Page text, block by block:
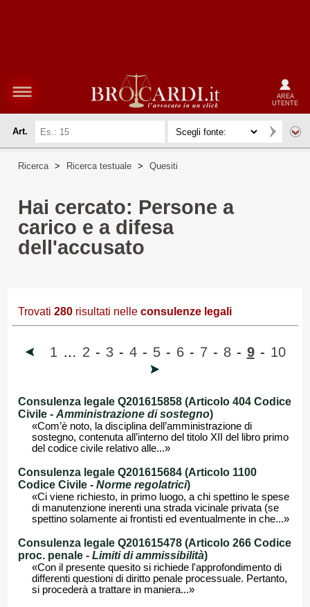
AREA
UTENTE
Art.
Ricerca > Ricerca testuale > Quesiti
Hai cercato: Persone a
carico e a difesa
dell'accusato
Trovati 280 risultati nelle consulenze legali
1 … 2 - 3 - 4 - 5 - 6 - 7 - 8 - 9 - 10
Consulenza legale Q201615858 (Articolo 404 Codice
Civile - Amministrazione di sostegno)
«Com’è noto, la disciplina dell’amministrazione di
sostegno, contenuta all’interno del titolo XII del libro primo
del codice civile relativo alle...»
Consulenza legale Q201615684 (Articolo 1100
Codice Civile - Norme regolatrici)
«Ci viene richiesto, in primo luogo, a chi spettino le spese
di manutenzione inerenti una strada vicinale privata (se
spettino solamente ai frontisti ed eventualmente in che...»
Consulenza legale Q201615478 (Articolo 266 Codice
proc. penale - Limiti di ammissibilità)
«Con il presente quesito si richiede l'approfondimento di
differenti questioni di diritto penale processuale. Pertanto,
si procederà a trattare in maniera...»